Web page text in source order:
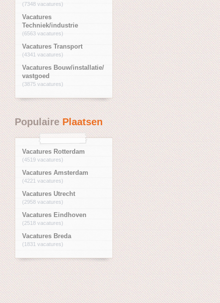
(7348 vacatures)
Vacatures
Techniek/industrie
(6563 vacatures)
Vacatures Transport
(4341 vacatures)
Vacatures Bouw/installatie/
vastgoed
(3875 vacatures)
PopulairePlaatsen
Vacatures Rotterdam
(4519 vacatures)
Vacatures Amsterdam
(4221 vacatures)
Vacatures Utrecht
(2958 vacatures)
Vacatures Eindhoven
(2518 vacatures)
Vacatures Breda
(1831 vacatures)